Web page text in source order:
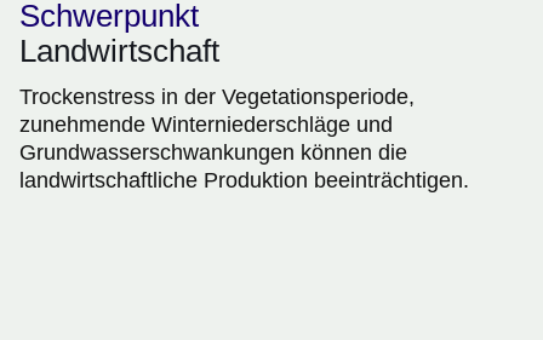
Schwerpunkt
Landwirtschaft
Trockenstress in der Vegetationsperiode,
zunehmende Winterniederschläge und
Grundwasserschwankungen können die
landwirtschaftliche Produktion beeinträchtigen.